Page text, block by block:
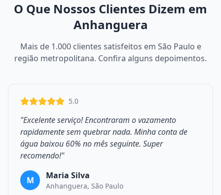
O Que Nossos Clientes Dizem em
Anhanguera
Mais de 1.000 clientes satisfeitos em São Paulo e
região metropolitana. Confira alguns depoimentos.
5.0
"Excelente serviço! Encontraram o vazamento
rapidamente sem quebrar nada. Minha conta de
água baixou 60% no mês seguinte. Super
recomendo!"
M Maria Silva
Anhanguera, São Paulo